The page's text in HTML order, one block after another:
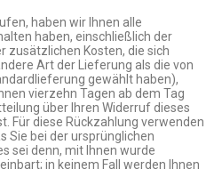
haben wir Ihnen alle
haben, einschließlich der
zusätzlichen Kosten, die sich
Art der Lieferung als die von
gewählt haben),
vierzehn Tagen ab dem Tag
über Ihren Widerruf dieses
Für diese Rückzahlung verwenden
Sie bei der ursprünglichen
sei denn, mit Ihnen wurde
in keinem Fall werden Ihnen